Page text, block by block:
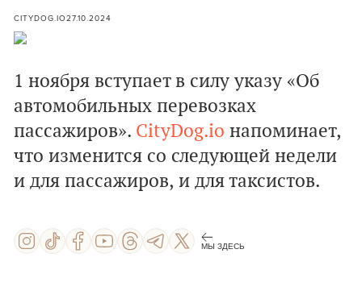
CITYDOG.IO27.10.2024
1 ноября вступает в силу указу «Об
автомобильных перевозках
пассажиров». CityDog.io напоминает,
что изменится со следующей недели
и для пассажиров, и для таксистов.
МЫ ЗДЕСЬ